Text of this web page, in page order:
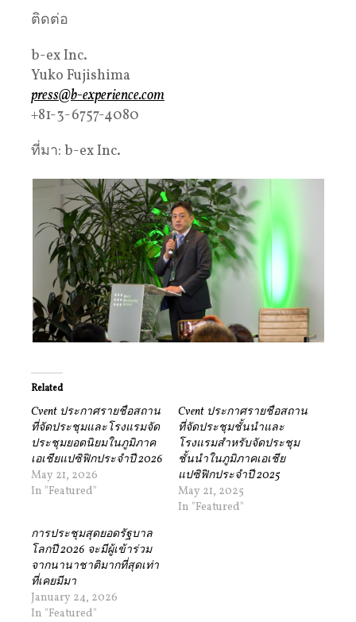
ติดต่อ
b-ex Inc.
Yuko Fujishima
press@b-experience.com
+81-3-6757-4080
ที่มา: b-ex Inc.
Related
Cvent ประกาศรายชื่อสถาน
ที่จัดประชุมและโรงแรมจัด
ประชุมยอดนิยมในภูมิภาค
เอเชียแปซิฟิกประจำปี 2026
May 21, 2026
In "Featured"
Cvent ประกาศรายชื่อสถาน
ที่จัดประชุมชั้นนำและ
โรงแรมสำหรับจัดประชุม
ชั้นนำในภูมิภาคเอเชีย
แปซิฟิกประจำปี 2025
May 21, 2025
In "Featured"
การประชุมสุดยอดรัฐบาล
โลกปี 2026 จะมีผู้เข้าร่วม
จากนานาชาติมากที่สุดเท่า
ที่เคยมีมา
January 24, 2026
In "Featured"